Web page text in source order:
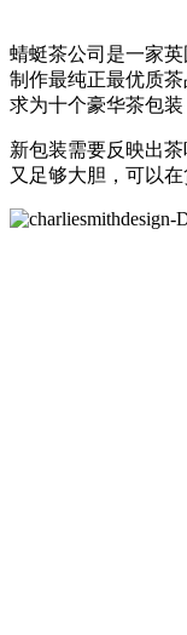
蜻蜓茶公司是一家
制作最纯正最优质
求为十个豪华茶包
新包装需要反映出
又足够大胆，可以在